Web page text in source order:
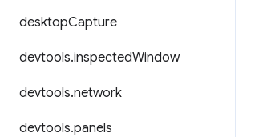
desktopCapture
devtools.inspectedWindow
devtools.network
devtools.panels